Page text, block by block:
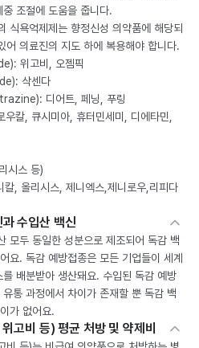
조절에 도움을 줍니다.
식욕억제제는 향정신성 의약품에 해당되
어 의료진의 지도 하에 복용해야 합니다.
위고비, 오젬픽
삭센다
디어트, 페닝, 푸링
칼, 큐시미아, 휴터민세미, 디에타민,
시스 등)
, 올리시스, 제니엑스,제니로우,리피다
수입산 백신
모두 동일한 성분으로 제조되어 독감 백
요. 독감 예방접종은 모든 기업들이 세계
배분받아 생산돼요. 수입된 독감 예방
통 과정에서 차이가 존재할 뿐 독감 백
가 없어요.
고비 등) 평균 처방 및 약제비